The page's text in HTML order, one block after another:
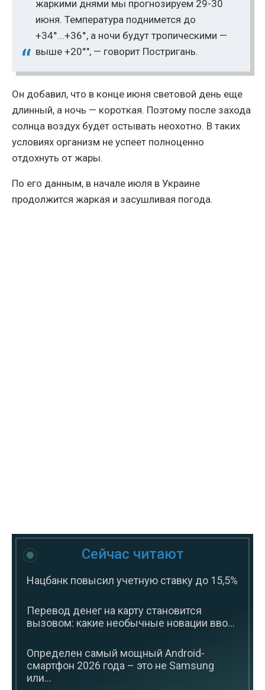
жаркими днями мы прогнозируем 29-30
июня. Температура поднимется до
+34°...+36°, а ночи будут тропическими —
выше +20°", — говорит Постригань.
Он добавил, что в конце июня световой день еще
длинный, а ночь — короткая. Поэтому после захода
солнца воздух будет остывать неохотно. В таких
условиях организм не успеет полноценно
отдохнуть от жары.
По его данным, в начале июля в Украине
продолжится жаркая и засушливая погода.
Сейчас читают
Нацбанк повысил учетную ставку до 15,5%
Перевод денег на карту становится
вызовом: какие необычные новации вво...
Определен самый мощный Android-
смартфон 2026 года – это не Samsung
или...